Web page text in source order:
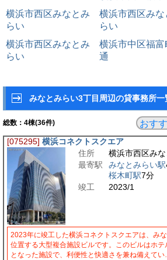
横浜市西区みなとみ
らい
横浜市西区みな
らい
横浜市西区みなとみ
らい
横浜市中区福富
通
みなとみらい3丁目周辺の貸事務所一
総数： 4棟(36件)
[075295] 横浜コネクトスクエア
住所
横浜市西区み
最寄駅
みなとみらい駅
桜木町駅7分
竣工
2023/1
2023年に竣工した横浜コネクトスクエアは、み
位置する大型複合施設ビルです。このビルはホ
となった施設で、利便性と快適さを兼ね備えて